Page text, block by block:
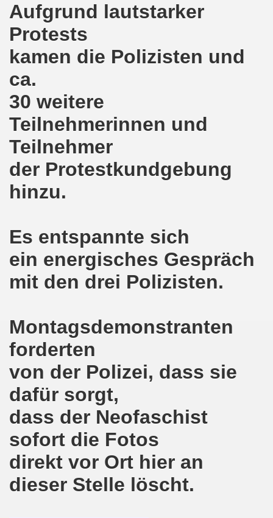
Aufgrund lautstarker
Protests
kamen die Polizisten und
ca.
30 weitere
Teilnehmerinnen und
Teilnehmer
der Protestkundgebung
hinzu.
Es entspannte sich
ein energisches Gespräch
mit den drei Polizisten.
Montagsdemonstranten
forderten
von der Polizei, dass sie
dafür sorgt,
dass der Neofaschist
sofort die Fotos
direkt vor Ort hier an
dieser Stelle löscht.
Bewegung - Jubiläum am 10.08.2020
und die einzigartige Show-Einlage von dir aus dem
Bewegung am 08.06.2020 im Zeichen der Solidarität
am 25.05.2020: Jetzt erst RECHT die
am 25.05.2020 - Corona-Gerecht und
- Berichte aus erster Hand am 11.05.2020
wieder am 11.05.2020 auf der Straße -
bleibt aktiv auch in Corona-Zeiten!
am 19.03.2020 zur Corona-Pandemie
mahnt am 09.03.2020 an Folgen von
Kampf (offener Brief von Frank Oettler aus Halle an
Bewegung demonstriert und protestiert am
Bewegung ruft auf am 17.02.2020 zur Demonstration
wird zum Tag X aufrufen
Montagsdemo-Bewegung in Gelsenkirchen ins Jahr